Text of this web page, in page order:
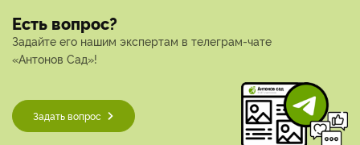
Есть вопрос?
Задайте его нашим экспертам в телеграм-чате
«Антонов Сад»!
Задать вопрос